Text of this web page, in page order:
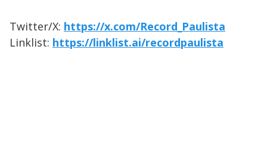
Twitter/X: https://x.com/Record_Paulista
Linklist: https://linklist.ai/recordpaulista